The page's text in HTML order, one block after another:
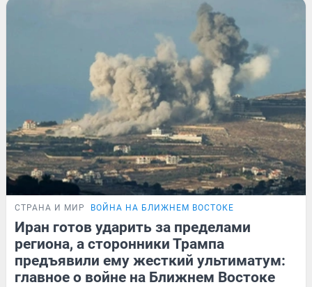
СТРАНА И МИР ВОЙНА НА БЛИЖНЕМ ВОСТОКЕ
Иран готов ударить за пределами
региона, а сторонники Трампа
предъявили ему жесткий ультиматум:
главное о войне на Ближнем Востоке